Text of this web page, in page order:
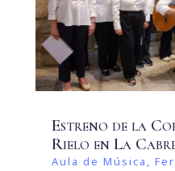
Estreno de la
Rielo en La
Aula de Música ,